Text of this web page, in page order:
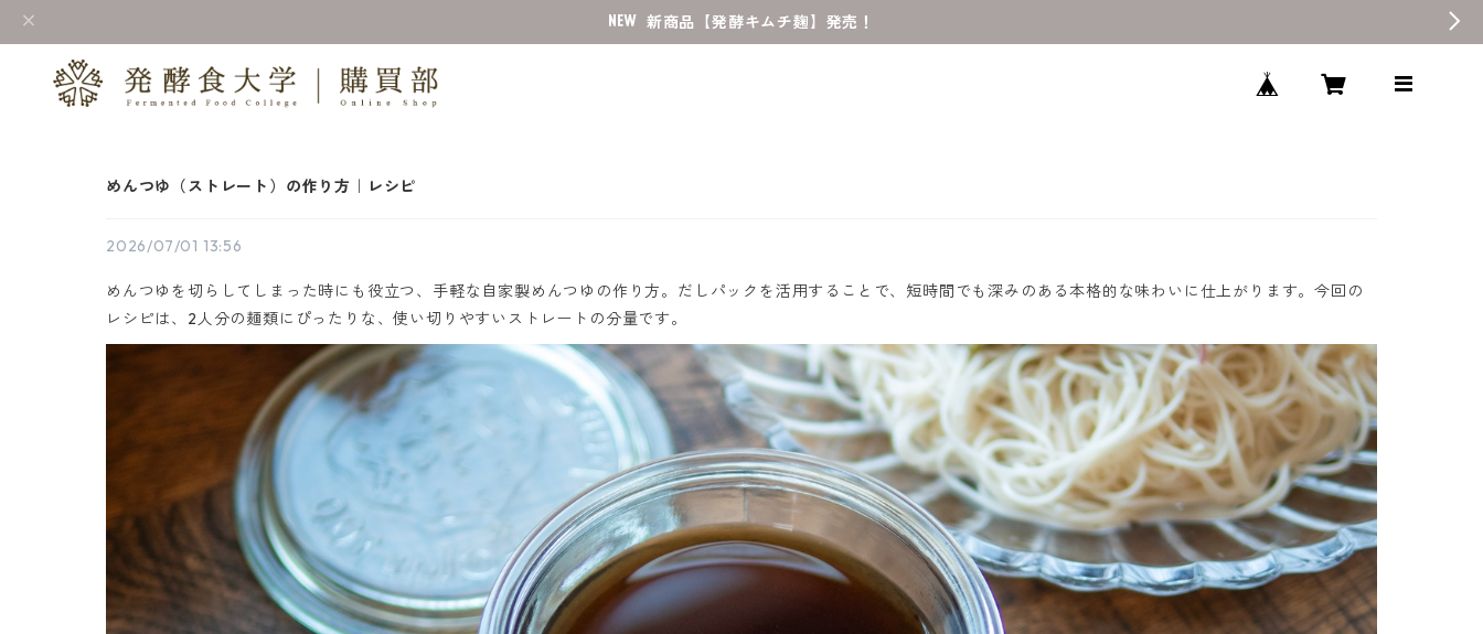
新商品【発酵キムチ麹】発売！
めんつゆ（ストレート）の作り方｜レシピ
2026/07/01 13:56
めんつゆを切らしてしまった時にも役立つ、手軽な自家製めんつゆの作り方。だしパックを活用することで、短時間でも深みのある本格的な味わいに仕上がります。今回の
レシピは、2人分の麺類にぴったりな、使い切りやすいストレートの分量です。